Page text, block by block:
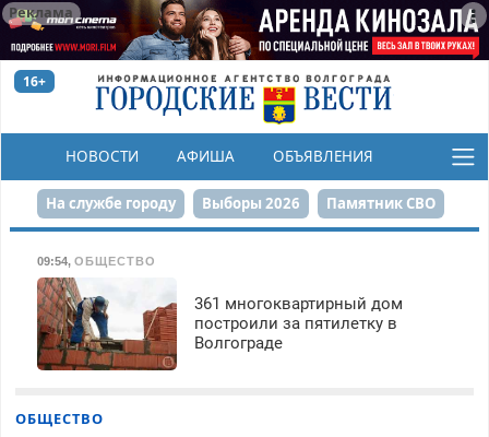
Реклама
16+
НОВОСТИ АФИША ОБЪЯВЛЕНИЯ
КОНКУРСЫ
На службе городу Выборы 2026 Памятник СВО
Набережная День Победы Реконструкция ЦПКиО
80-летие Победы Парк Героев-летчиков
09:54, ОБЩЕСТВО
361 многоквартирный дом
построили за пятилетку в
Волгограде
ОБЩЕСТВО